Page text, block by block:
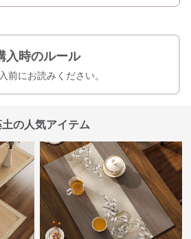
入時のルール
前にお読みください。
の人気アイテム